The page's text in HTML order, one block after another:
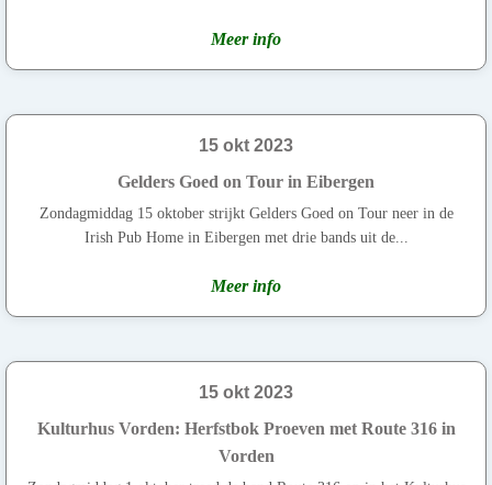
Meer info
15 okt 2023
Gelders Goed on Tour in Eibergen
Zondagmiddag 15 oktober strijkt Gelders Goed on Tour neer in de
Irish Pub Home in Eibergen met drie bands uit de...
Meer info
15 okt 2023
Kulturhus Vorden: Herfstbok Proeven met Route 316 in
Vorden